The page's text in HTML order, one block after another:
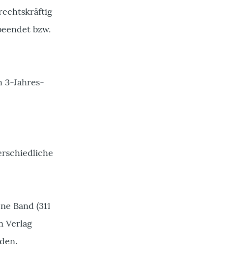
bzw.
3-Jahres-
Band (311
Verlag